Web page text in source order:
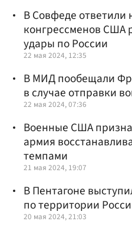
В Совфеде ответили
конгрессменов США
удары по России
22 мая 2024, 12:35
В МИД пообещали
в случае отправки
22 мая 2024, 07:36
Военные США
армия
темпами
21 мая 2024, 19:07
В Пентагоне
по территории
20 мая 2024, 21:03